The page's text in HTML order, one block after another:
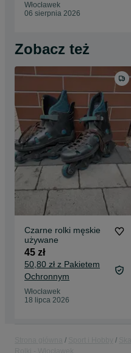
Włocławek
06 sierpnia 2026
Zobacz też
Czarne rolki męskie
używane
45 zł
50,80 zł z Pakietem
Ochronnym
Włocławek
18 lipca 2026